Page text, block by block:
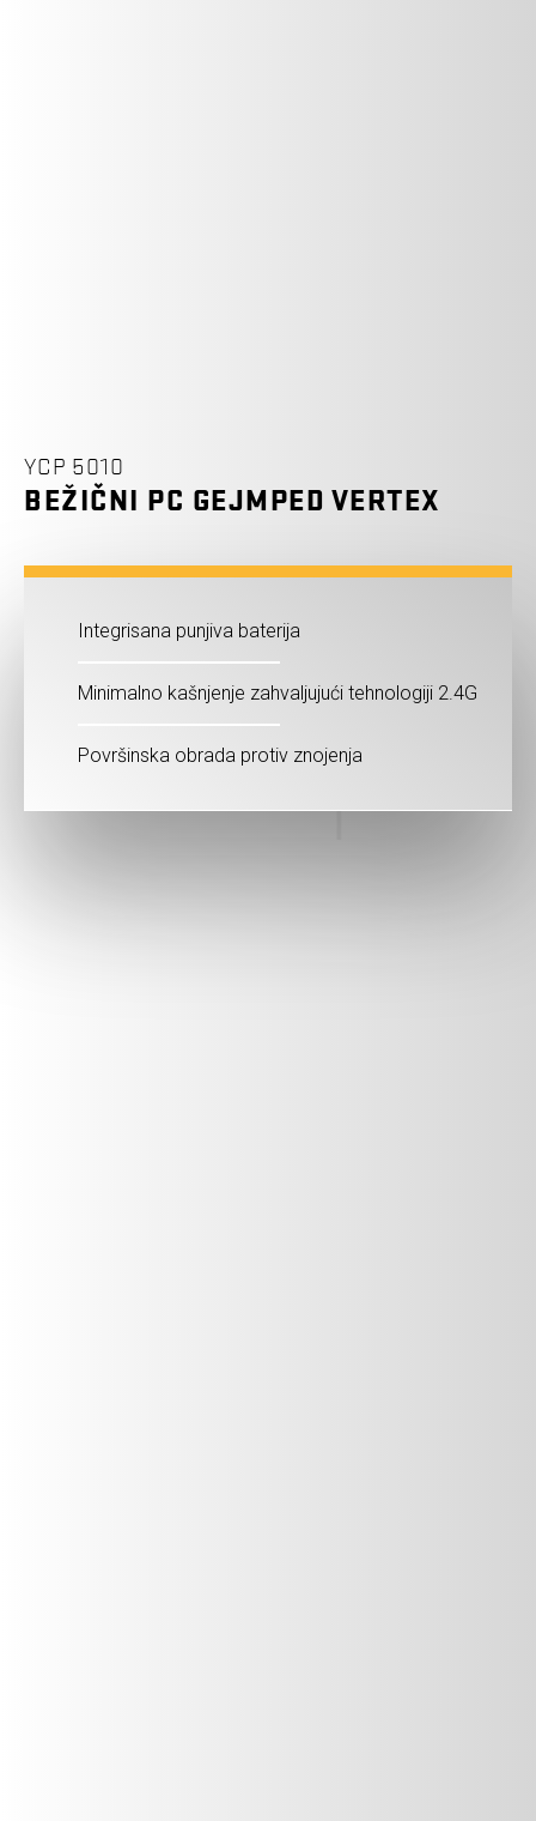
YCP 5010
BEŽIČNI PC GEJMPED VERTEX
Integrisana punjiva baterija
Minimalno kašnjenje zahvaljujući tehnologiji 2.4G
Površinska obrada protiv znojenja